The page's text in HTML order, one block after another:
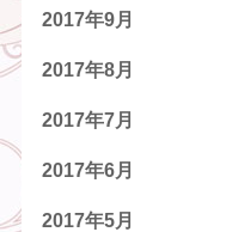
2017年9月
2017年8月
2017年7月
2017年6月
2017年5月